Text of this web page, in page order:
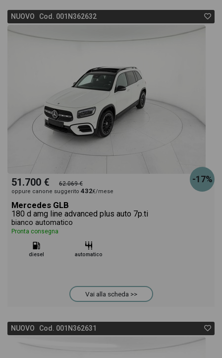
NUOVO Cod. 001N362632
-17%
51.700 € 62.069 €
oppure canone suggerito 432€/mese
Mercedes GLB
180 d amg line advanced plus auto 7p.ti
bianco automatico
Pronta consegna
diesel automatico
Vai alla scheda >>
NUOVO Cod. 001N362631